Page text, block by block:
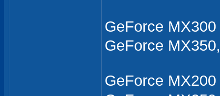
GeForce
GeForce
GeForce